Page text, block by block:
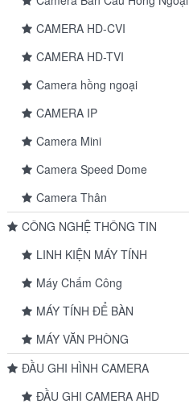
CAMERA HD-CVI
CAMERA HD-TVI
Camera hồng ngoại
CAMERA IP
Camera Mini
Camera Speed Dome
Camera Thân
CÔNG NGHỆ THÔNG TIN
LINH KIỆN MÁY TÍNH
Máy Chấm Công
MÁY TÍNH ĐỂ BÀN
MÁY VĂN PHÒNG
ĐẦU GHI HÌNH CAMERA
ĐẦU GHI CAMERA AHD